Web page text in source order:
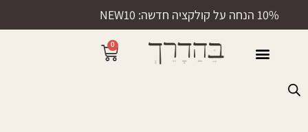
10% הנחה על קולקציה חדשה: NEW10
0